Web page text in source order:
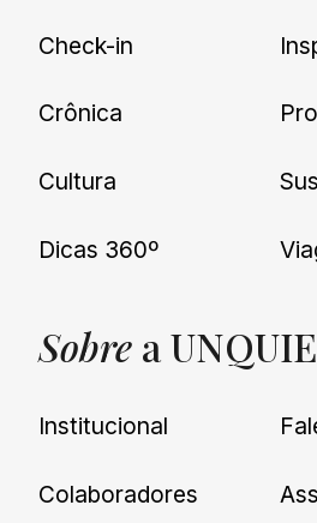
Check-in
Crônica
Cultura
Dicas 360º
Sobre a
Institucional
Colaboradores